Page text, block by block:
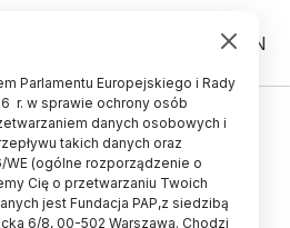
PL EN
pamięć
Alzheimera
Parlamentu Europejskiego i Rady
r. w sprawie ochrony osób
danych osobowych i
takich danych oraz
(ogólne rozporządzenie o
Cię o przetwarzaniu Twoich
jest Fundacja PAP,z siedzibą
6/8, 00-502 Warszawa. Chodzi